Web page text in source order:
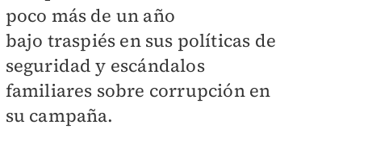
poco más de un año
bajo traspiés en sus políticas de
seguridad y escándalos
familiares sobre corrupción en
su campaña.